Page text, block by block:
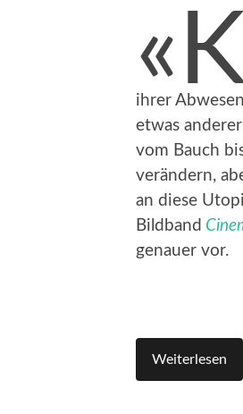
ihrer
etwas
vom Bauch
verändern,
an diese
Bildband
genauer vor.
Weiterlesen